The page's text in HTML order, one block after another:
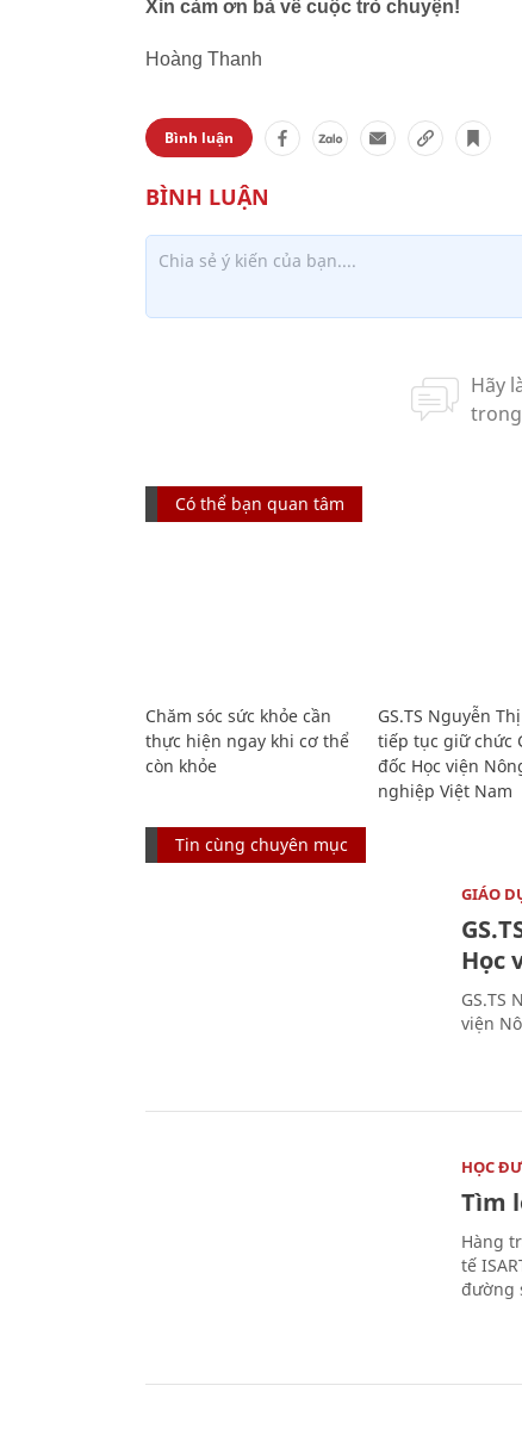
Xin cảm ơn bà về cuộc trò chuyện!
Hoàng Thanh
Bình luận
Có thể bạn quan tâm
Chăm sóc sức khỏe cần
thực hiện ngay khi cơ thể
còn khỏe
GS.TS Nguyễn
tiếp tục giữ chức
đốc Học viện
nghiệp Việt Nam
Tin cùng chuyên mục
GIÁO
Học
GS.TS
viện
HỌC
Tìm
Hàng
tế
đường